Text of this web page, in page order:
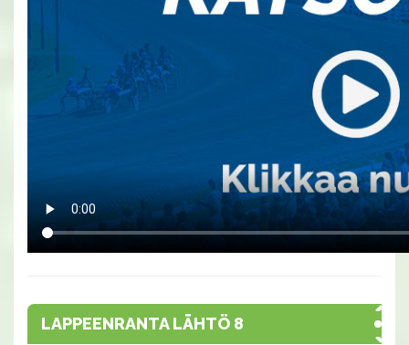
LAPPEENRANTA LÄHTÖ 8